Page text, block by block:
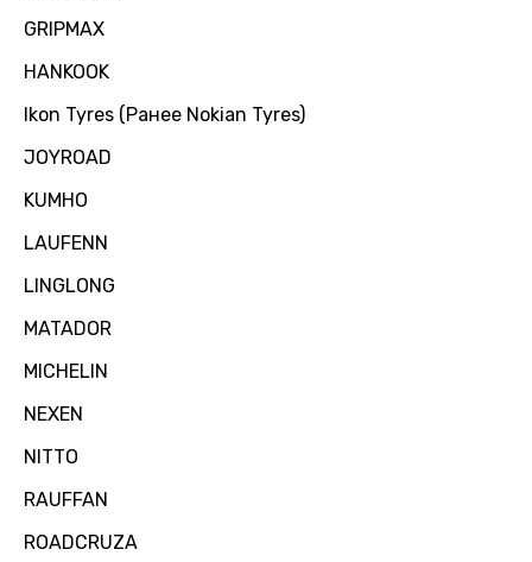
GRIPMAX
HANKOOK
Ikon Tyres (Ранее Nokian Tyres)
JOYROAD
KUMHO
LAUFENN
LINGLONG
MATADOR
MICHELIN
NEXEN
NITTO
RAUFFAN
ROADCRUZA